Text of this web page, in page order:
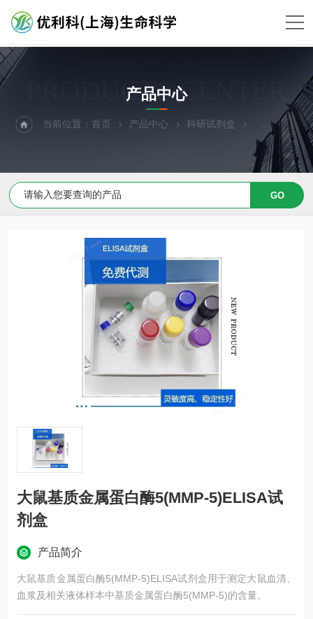
PRODUCTS CENTER
产品中心
当前位置：首页 产品中心 科研试剂盒 ELISA试剂盒
大鼠基质金属蛋白酶5(MMP-5)ELISA试
剂盒
产品简介
大鼠基质金属蛋白酶5(MMP-5)ELISA试剂盒用于测定大鼠血清、
血浆及相关液体样本中基质金属蛋白酶5(MMP-5)的含量。